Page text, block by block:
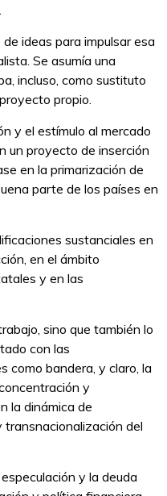
ideas para impulsar esa
Se asumía una
incluso, como sustituto
propio.
y el estímulo al mercado
un proyecto de inserción
en la primarización de
parte de los países en
sustanciales en
en el ámbito
y en las
sino que también lo
con las
como bandera, y claro, la
y
la dinámica de
del
y la deuda